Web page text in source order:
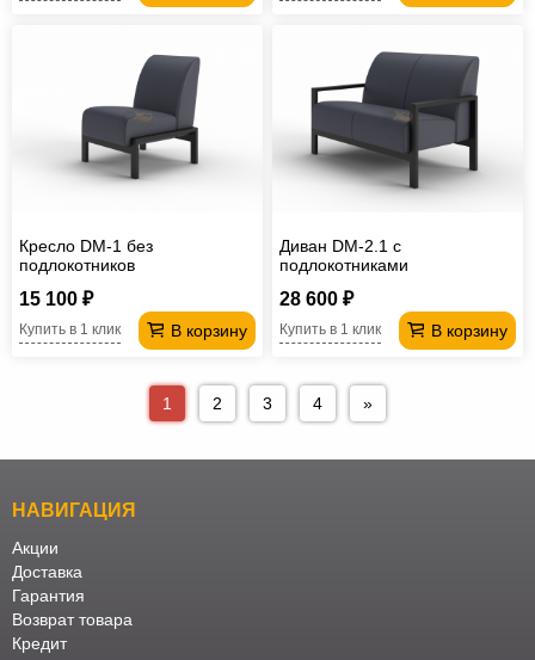
Кресло DM-1 без
подлокотников
15 100 ₽
В корзину
Купить в 1 клик
Диван DM-2.1 с
подлокотниками
28 600 ₽
В корзину
Купить в 1 клик
1 2 3 4 »
НАВИГАЦИЯ
Акции
Доставка
Гарантия
Возврат товара
Кредит